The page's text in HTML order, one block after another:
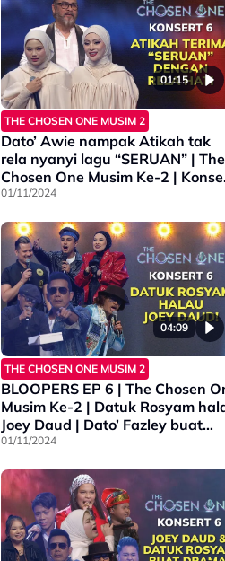
01:15
THE CHOSEN ONE MUSIM 2
Dato’ Awie nampak Atikah tak
rela nyanyi lagu “SERUAN” | The
Chosen One Musim Ke-2 |
6
01/11/2024
04:09
THE CHOSEN ONE MUSIM 2
BLOOPERS EP 6 | The Chosen
Musim Ke-2 | Datuk Rosyam
Joey Daud | Dato’ Fazley buat
kejutan
01/11/2024